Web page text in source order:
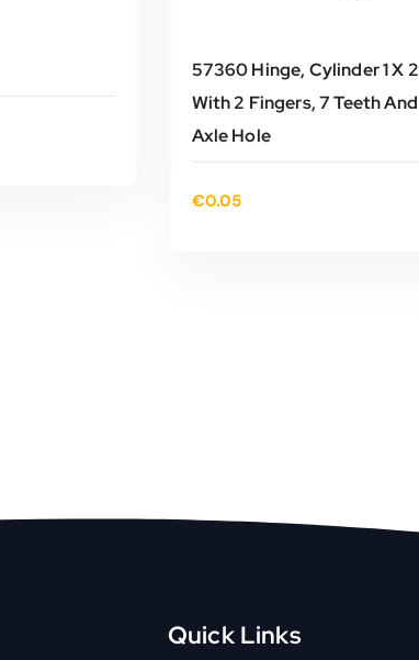
57360 Hinge, Cylinder 1 X 2
With 2 Fingers, 7 Teeth And
Axle Hole
€0.05
Quick Links